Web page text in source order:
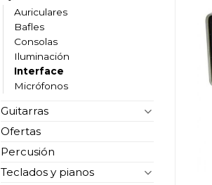
Auriculares
Bafles
Consolas
Iluminación
Interface
Micrófonos
Guitarras
Ofertas
Percusión
Teclados y pianos